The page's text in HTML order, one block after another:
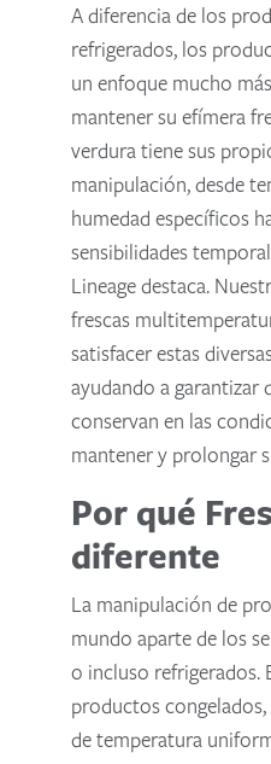
A diferencia de los
refrigerados, los
un enfoque mucho
mantener su efímera
verdura tiene sus
manipulación, desde
humedad específicos
sensibilidades
Lineage destaca.
frescas
satisfacer estas
ayudando a garantizar
conservan en las
mantener y prolongar
Por qué
diferente
La manipulación de
mundo aparte de los
o incluso refrigerados.
productos
de temperatura